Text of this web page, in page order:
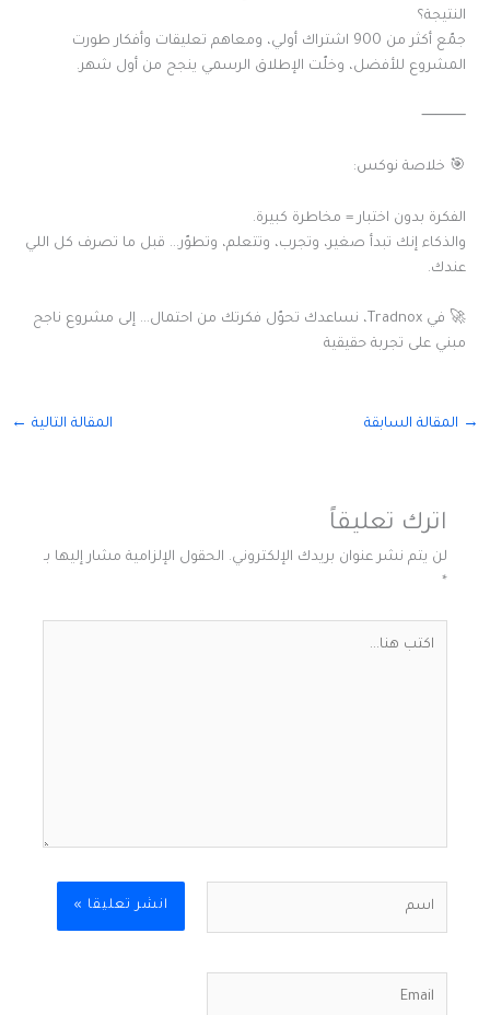
النتيجة؟
جمّع أكثر من 900 اشتراك أولي، ومعاهم تعليقات وأفكار طورت
المشروع للأفضل، وخلّت الإطلاق الرسمي ينجح من أول شهر.
⸻
🎯 خلاصة نوكس:
الفكرة بدون اختبار = مخاطرة كبيرة.
والذكاء إنك تبدأ صغير، وتجرب، وتتعلم، وتطوّر… قبل ما تصرف كل اللي
عندك.
🚀 في Tradnox، نساعدك تحوّل فكرتك من احتمال… إلى مشروع ناجح
مبني على تجربة حقيقية
→ المقالة السابقة المقالة التالية ←
اترك تعليقاً
لن يتم نشر عنوان بريدك الإلكتروني. الحقول الإلزامية مشار إليها بـ
*